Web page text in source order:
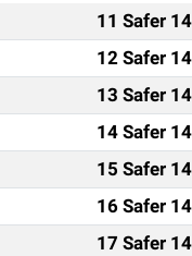
11 Safer
12 Safer
13 Safer
14 Safer
15 Safer
16 Safer
17 Safer